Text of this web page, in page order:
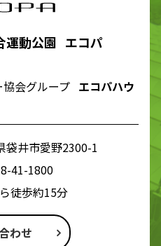
運動公園 エコパ
会グループ エコパハウ
袋井市愛野2300-1
41-1800
徒歩約15分
わせ